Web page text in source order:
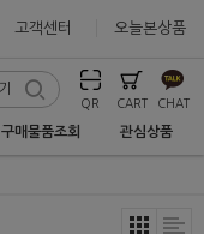
고객센터 오늘본상품
QR CART CHAT
구매물품조회 관심상품